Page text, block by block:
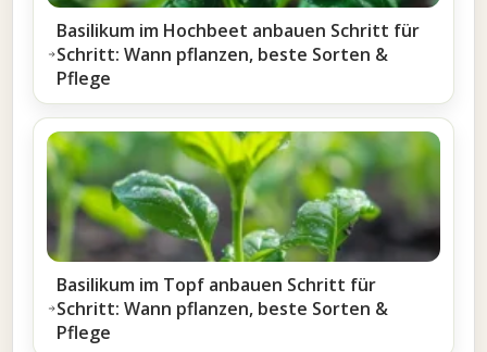
Basilikum im Hochbeet anbauen Schritt für
Schritt: Wann pflanzen, beste Sorten &
Pflege
Basilikum im Topf anbauen Schritt für
Schritt: Wann pflanzen, beste Sorten &
Pflege